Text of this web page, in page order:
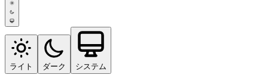
ライト ダーク システム